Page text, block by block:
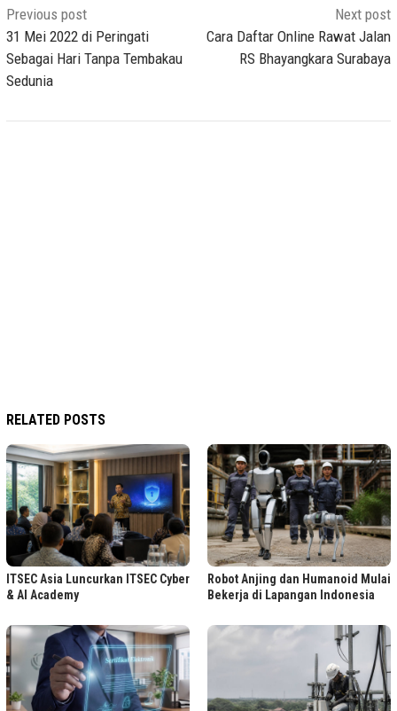
Post
navigation
Previous post
31 Mei 2022 di Peringati
Sebagai Hari Tanpa Tembakau
Sedunia
Next post
Cara Daftar Online Rawat Jalan
RS Bhayangkara Surabaya
RELATED POSTS
ITSEC Asia Luncurkan ITSEC Cyber
& AI Academy
Robot Anjing dan Humanoid Mulai
Bekerja di Lapangan Indonesia